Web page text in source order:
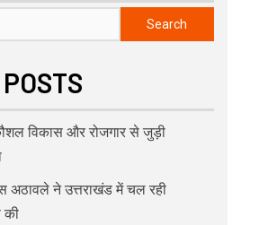
Search
विकास और रोजगार से जुड़ी
अठावले ने उत्तराखंड में चल रही
की